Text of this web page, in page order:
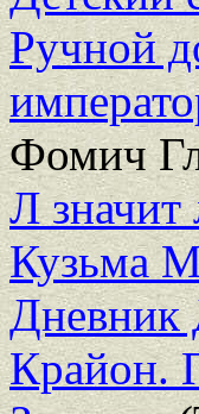
Ручной
Фомич
Л
Кузьма
Крайон.